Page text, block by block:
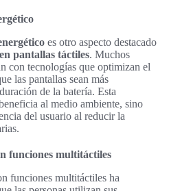
es otro aspecto destacado
pantallas táctiles. Muchos
con tecnologías que optimizan el
las pantallas sean más
de la batería. Esta
al medio ambiente, sino
del usuario al reducir la
funciones multitáctiles
funciones multitáctiles ha